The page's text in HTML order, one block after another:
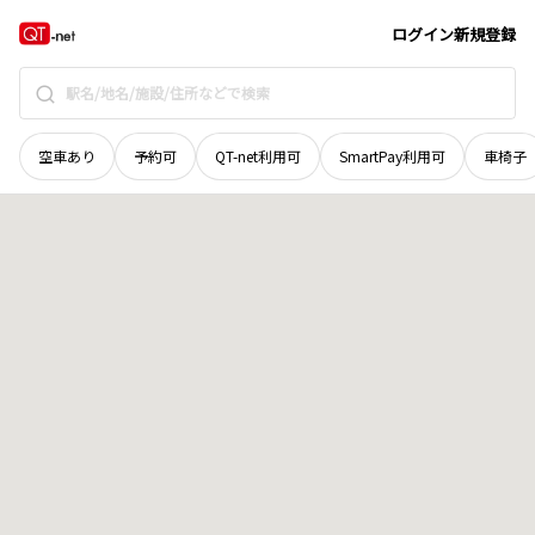
ログイン新規登録
空車あり 予約可 QT-net利用可 SmartPay利用可 車椅子
徳島県